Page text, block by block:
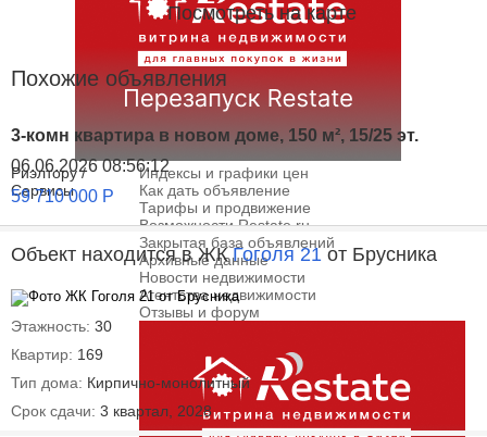
Риэлтору /
Сервисы
Индексы и графики цен
Как дать объявление
Тарифы и продвижение
Возможности Restate.ru
Закрытая база объявлений
Архивные данные
Новости недвижимости
Агентства недвижимости
Отзывы и форум
Посмотреть на карте
Похожие объявления
3-комн квартира в новом доме, 150 м², 15/25 эт.
06.06.2026 08:56:12
59 710 000 Р
Объект находится в ЖКГоголя 21от Брусника
Этажность: 30
Квартир: 169
Тип дома: Кирпично-монолитный
Срок сдачи: 3 квартал, 2028